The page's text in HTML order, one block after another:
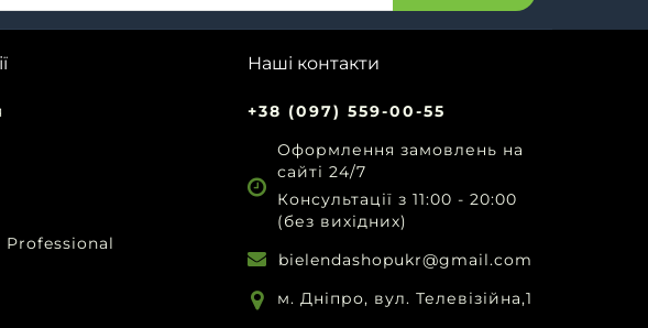
Professional
Наші контакти
+38 (097) 559-00-55
Оформлення замовлень на
сайті 24/7
Консультації з 11:00 - 20:00
(без вихідних)
bielendashopukr@gmail.com
м. Дніпро, вул. Телевізійна,1